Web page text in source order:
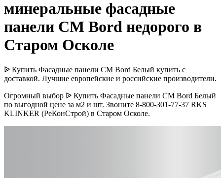
минеральные фасадные
панели CM Bord недорого в
Старом Осколе
ᐉ Купить Фасадные панели CM Bord Белый купить с
доставкой. Лучшие европейские и российские производители.
Огромный выбор ᐉ Купить Фасадные панели CM Bord Белый
по выгодной цене за м2 и шт. Звоните 8-800-301-77-37 RKS
KLINKER (РеКонСтрой) в Старом Осколе.